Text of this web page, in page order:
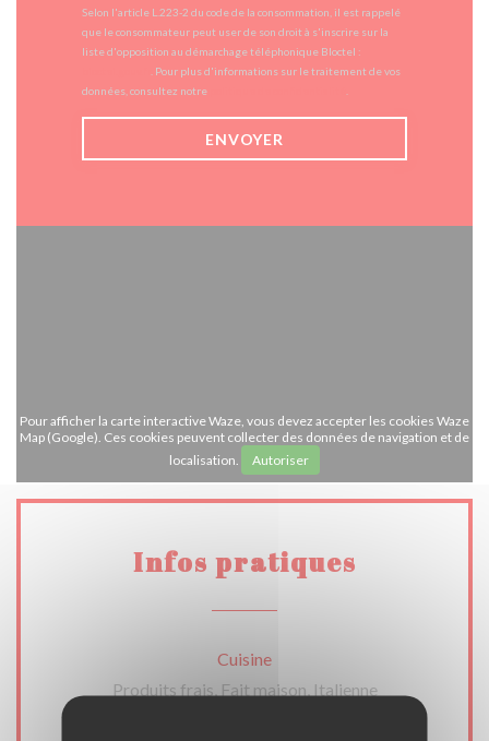
Selon l'article L.223-2 du code de la consommation, il est rappelé
que le consommateur peut user de son droit à s'inscrire sur la
liste d'opposition au démarchage téléphonique Bloctel :
. Pour plus d'informations sur le traitement de vos
données, consultez notre
Pour afficher la carte interactive Waze, vous devez accepter les cookies Waze
Map (Google). Ces cookies peuvent collecter des données de navigation et de
localisation.
Autoriser
Infos pratiques
Cuisine
Produits frais, Fait maison, Italienne